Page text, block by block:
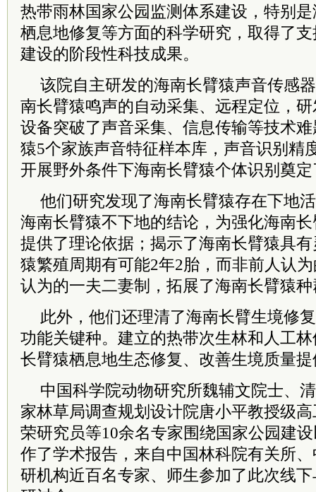
热带雨林国家公园监测体系建设，特别
栖息地修复等方面的科学研究，取得了
建设的阶段性科技成果。
该院自主研发的海南长臂猿声音传感
南长臂猿鸣声的自动采集、远程定位，
设备突破了声音采集、信息传输等技术
猿5个家族声音特征样本库，声音识别精
开展野外条件下海南长臂猿个体识别奠
他们研究发现了海南长臂猿存在下地
海南长臂猿不下地的结论，为强化海南
提供了理论依据；揭示了海南长臂猿具
猿繁殖周期有可能2年2胎，而非前人认
认为的一夫二妻制，拓展了海南长臂猿
此外，他们还理清了海南长臂生境修
功能关键种。建立的热带次生林和人工
长臂猿栖息地生态修复、改善生境质量
中国科学院动物研究所魏辅文院士、
家林草局调查规划设计院唐小平教授级
荣研究员等10余名专家围绕国家公园建
作了学术报告，来自中国林科院有关所
研机构近百名专家、师生参加了此次线